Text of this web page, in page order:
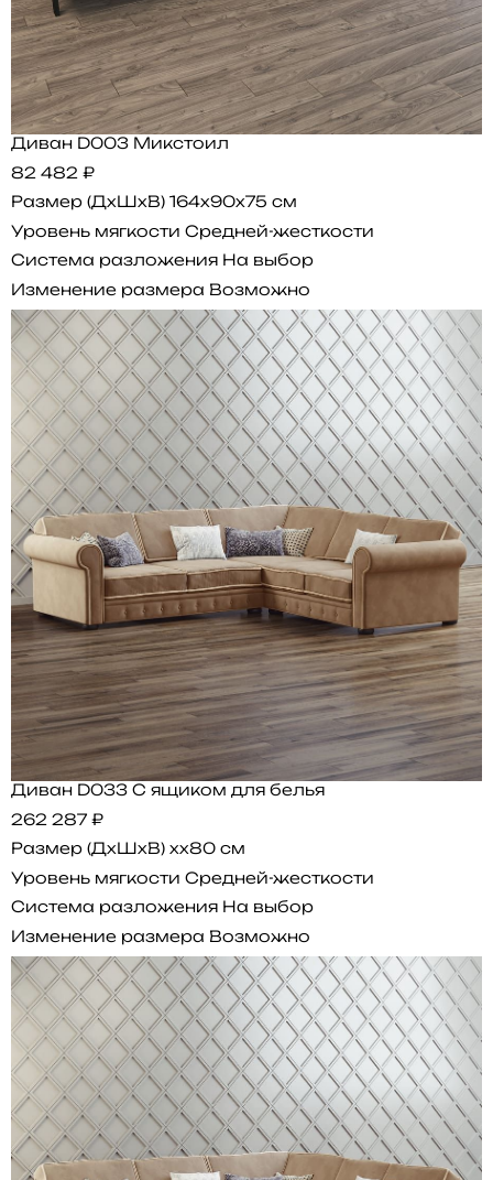
Диван D003 Микстоил
82 482 ₽
Размер (ДхШхВ) 164x90x75 см
Уровень мягкости Средней-жесткости
Система разложения На выбор
Изменение размера Возможно
Диван D033 С ящиком для белья
262 287 ₽
Размер (ДхШхВ) xx80 см
Уровень мягкости Средней-жесткости
Система разложения На выбор
Изменение размера Возможно